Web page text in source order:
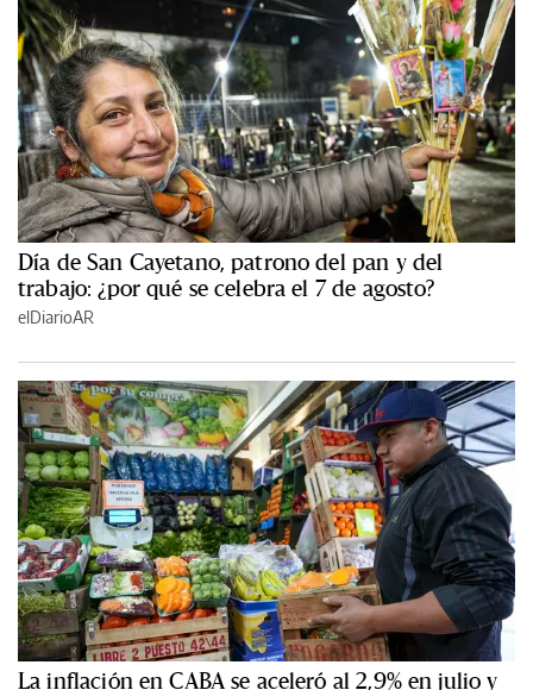
Día de San Cayetano, patrono del pan y del
trabajo: ¿por qué se celebra el 7 de agosto?
elDiarioAR
La inflación en CABA se aceleró al 2,9% en julio y